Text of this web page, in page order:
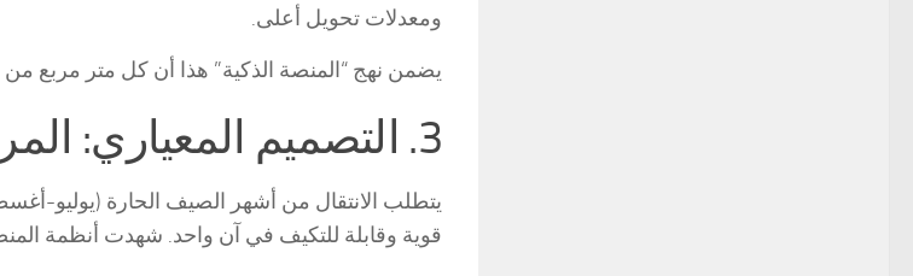
ومعدلات تحويل أعلى.
يضمن نهج “المنصة الذكية” هذا أن كل متر مربع
3. التصميم المعياري: المرونة بين الصيف والخريف
يتطلب الانتقال من أشهر الصيف الحارة (يوليو-
قوية وقابلة للتكيف في آن واحد. شهدت أنظمة